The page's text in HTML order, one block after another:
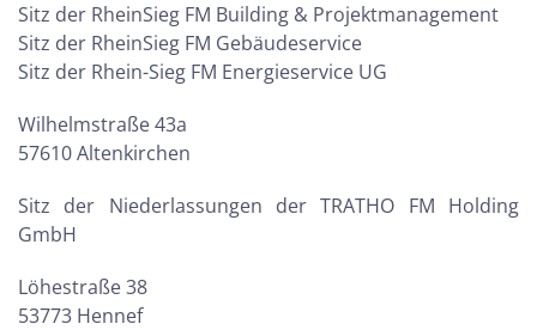
Sitz der RheinSieg FM Building & Projektmanagement
Sitz der RheinSieg FM Gebäudeservice
Sitz der Rhein-Sieg FM Energieservice UG
Wilhelmstraße 43a
57610 Altenkirchen
Sitz der Niederlassungen der TRATHO FM Holding
GmbH
Löhestraße 38
53773 Hennef